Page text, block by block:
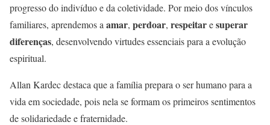
progresso do indivíduo e da coletividade. Por meio dos vínculos
familiares, aprendemos a amar, perdoar, respeitaresuperar
diferenças, desenvolvendo virtudes essenciais para a evolução
espiritual.
Allan Kardec destaca que a família prepara o ser humano para a
vida em sociedade, pois nela se formam os primeiros sentimentos
de solidariedade e fraternidade.